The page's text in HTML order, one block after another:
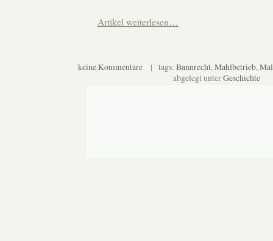
Artikel weiterlesen…
keine Kommentare | tags: Bannrecht, Mahlbetrieb,
abgelegt unterGeschichte